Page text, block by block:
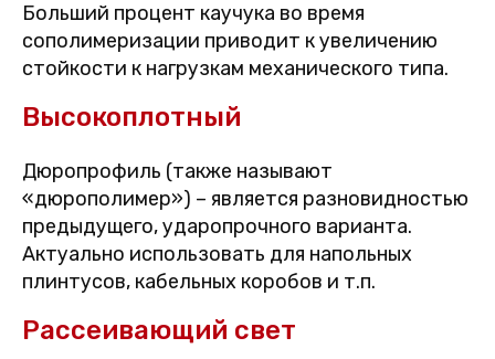
Больший процент каучука во время
сополимеризации приводит к увеличению
стойкости к нагрузкам механического типа.
Высокоплотный
Дюропрофиль (также называют
«дюрополимер») – является разновидностью
предыдущего, ударопрочного варианта.
Актуально использовать для напольных
плинтусов, кабельных коробов и т.п.
Рассеивающий свет